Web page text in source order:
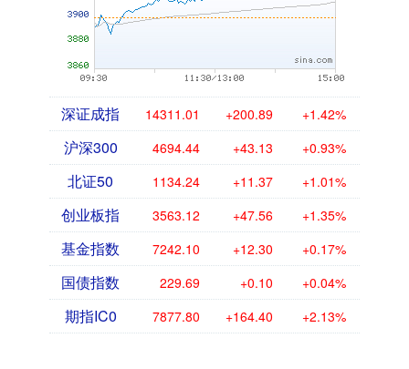
深证成指 14311.01 +200.89 +1.42%
沪深300 4694.44 +43.13 +0.93%
北证50 1134.24 +11.37 +1.01%
创业板指 3563.12 +47.56 +1.35%
基金指数 7242.10 +12.30 +0.17%
国债指数 229.69 +0.10 +0.04%
期指IC0 7877.80 +164.40 +2.13%